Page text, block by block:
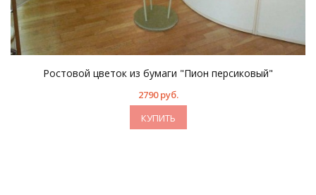
Ростовой цветок из бумаги "Пион персиковый"
2790 руб.
КУПИТЬ